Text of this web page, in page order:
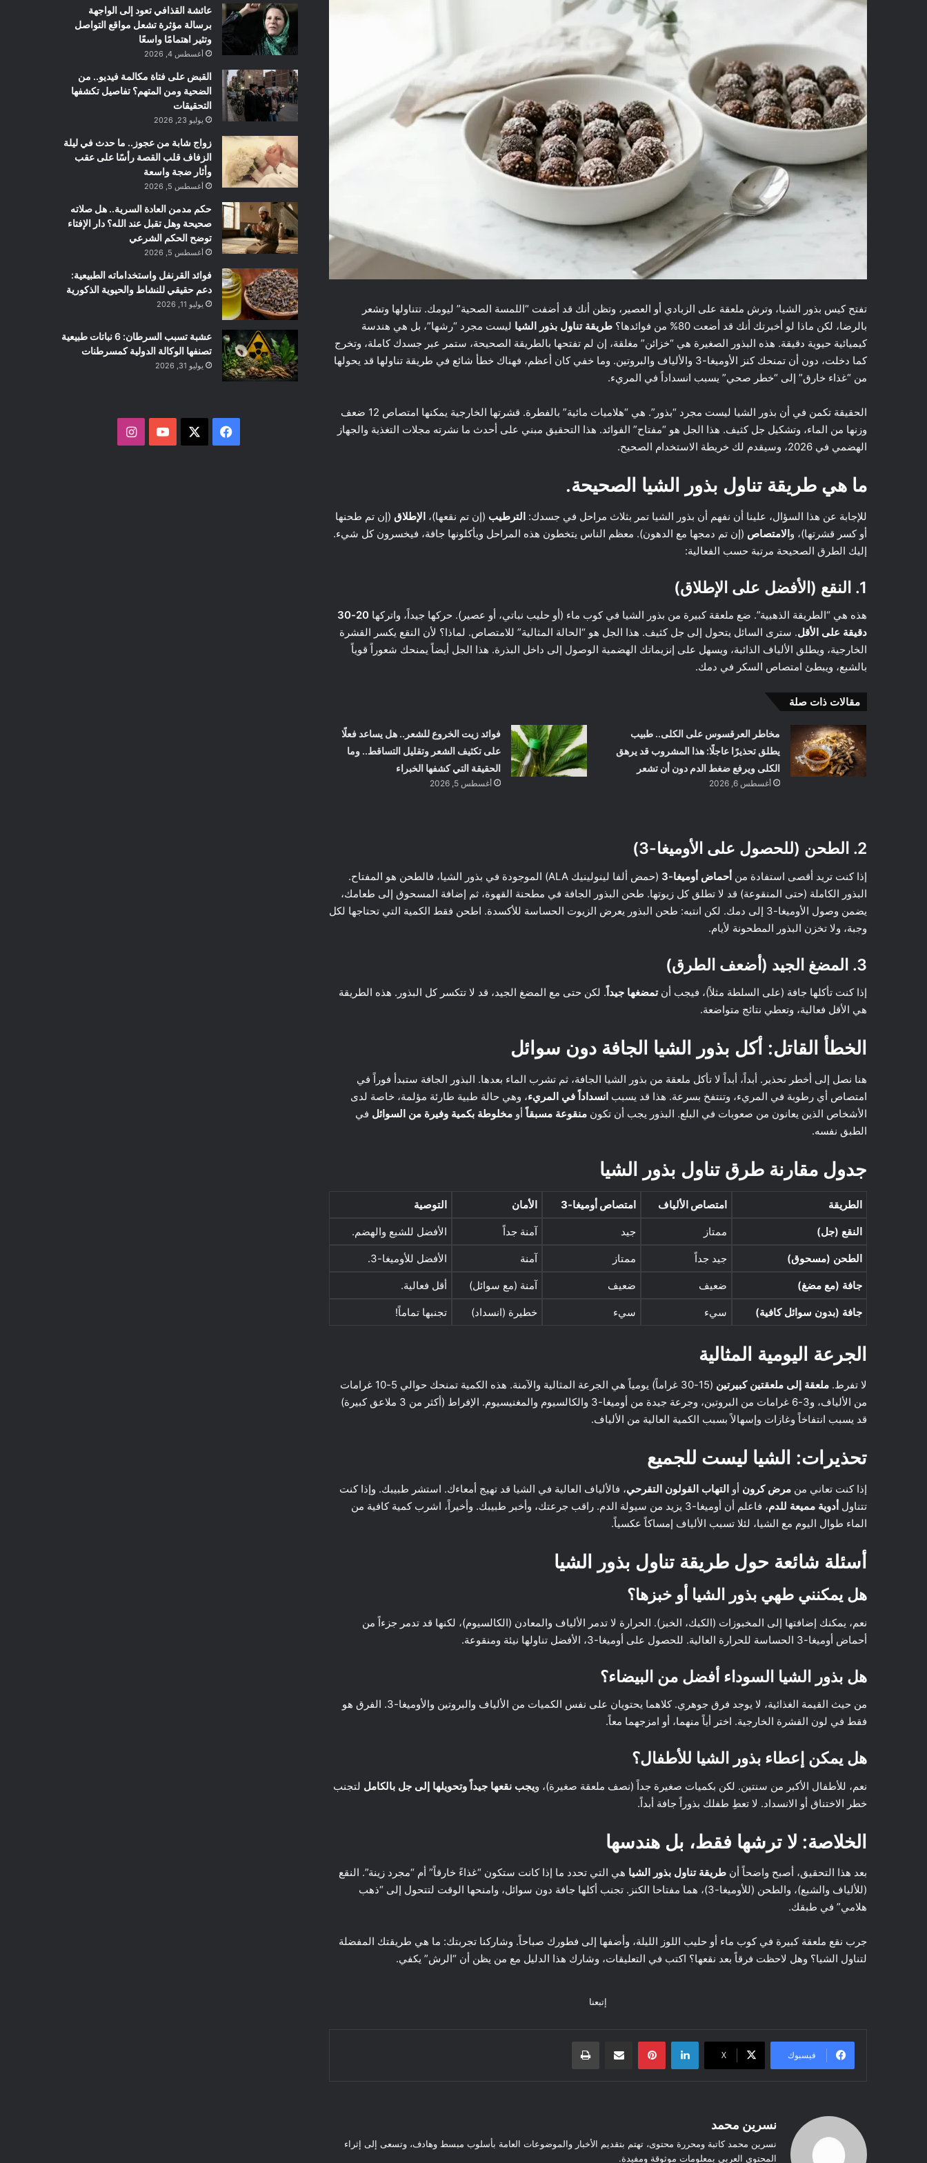
تفتح كيس بذور الشيا، وترش ملعقة على الزبادي أو العصير، وتظن أنك قد أضفت “اللمسة الصحية” ليومك. تتناولها وتشعر
بالرضا، لكن ماذا لو أخبرتك أنك قد أضعت 80% من فوائدها؟
طريقة تناول بذور الشيا ليست مجرد “رشها”، بل هي هندسة
كيميائية حيوية دقيقة. هذه البذور الصغيرة هي “خزائن” مغلقة، إن لم تفتحها بالطريقة الصحيحة، ستمر عبر جسدك كاملة، وتخرج
كما دخلت، دون أن تمنحك كنز الأوميغا-3 والألياف والبروتين. وما خفي كان أعظم، فهناك خطأ شائع في طريقة تناولها قد يحولها
من “غذاء خارق” إلى “خطر صحي” يسبب انسداداً في المريء.
الحقيقة تكمن في أن بذور الشيا ليست مجرد “بذور”. هي “هلاميات مائية” بالفطرة. قشرتها الخارجية يمكنها امتصاص 12 ضعف
وزنها من الماء، وتشكيل جل كثيف. هذا الجل هو “مفتاح” الفوائد. هذا التحقيق مبني على أحدث ما نشرته مجلات التغذية والجهاز
الهضمي في 2026، وسيقدم لك خريطة الاستخدام الصحيح.
ما هي طريقة تناول بذور الشيا الصحيحة.
للإجابة عن هذا السؤال، علينا أن نفهم أن بذور الشيا تمر بثلاث مراحل في جسدك: الترطيب (إن تم نقعها)، الإطلاق (إن تم طحنها
أو كسر قشرتها)، والامتصاص (إن تم دمجها مع الدهون). معظم الناس يتخطون هذه المراحل ويأكلونها جافة، فيخسرون كل شيء.
إليك الطرق الصحيحة مرتبة حسب الفعالية:
1. النقع (الأفضل على الإطلاق)
هذه هي “الطريقة الذهبية”. ضع ملعقة كبيرة من بذور الشيا في كوب ماء (أو حليب نباتي، أو عصير). حركها جيداً، واتركها
20-30
دقيقة على الأقل. سترى السائل يتحول إلى جل كثيف. هذا الجل هو “الحالة المثالية” للامتصاص. لماذا؟ لأن النقع يكسر القشرة
الخارجية، ويطلق الألياف الذائبة، ويسهل على إنزيماتك الهضمية الوصول إلى داخل البذرة. هذا الجل أيضاً يمنحك شعوراً قوياً
بالشبع، ويبطئ امتصاص السكر في دمك.
مقالات ذات صلة
مخاطر العرقسوس على الكلى.. طبيب
يطلق تحذيرًا عاجلًا: هذا المشروب قد يرهق
الكلى ويرفع ضغط الدم دون أن تشعر
أغسطس 6, 2026
فوائد زيت الخروع للشعر.. هل يساعد فعلًا
على تكثيف الشعر وتقليل التساقط.. وما
الحقيقة التي كشفها الخبراء
أغسطس 5, 2026
2. الطحن (للحصول على الأوميغا-3)
إذا كنت تريد أقصى استفادة من أحماض أوميغا-3
(حمض ألفا لينولينيك ALA) الموجودة في بذور الشيا، فالطحن هو المفتاح.
البذور الكاملة (حتى المنقوعة) قد لا تطلق كل زيوتها. طحن البذور الجافة في مطحنة القهوة، ثم إضافة المسحوق إلى طعامك،
يضمن وصول الأوميغا-3 إلى دمك. لكن انتبه: طحن البذور يعرض الزيوت الحساسة للأكسدة. اطحن فقط الكمية التي تحتاجها لكل
وجبة، ولا تخزن البذور المطحونة لأيام.
3. المضغ الجيد (أضعف الطرق)
إذا كنت تأكلها جافة (على السلطة مثلاً)، فيجب أنتمضغها جيداً . لكن حتى مع المضغ الجيد، قد لا تتكسر كل البذور. هذه الطريقة
هي الأقل فعالية، وتعطي نتائج متواضعة.
الخطأ القاتل: أكل بذور الشيا الجافة دون سوائل
هنا نصل إلى أخطر تحذير. أبداً، أبداً لا تأكل ملعقة من بذور الشيا الجافة، ثم تشرب الماء بعدها. البذور الجافة ستبدأ فوراً في
امتصاص أي رطوبة في المريء، وتنتفخ بسرعة. هذا قد يسبب انسداداً في المريء، وهي حالة طبية طارئة مؤلمة، خاصة لدى
الأشخاص الذين يعانون من صعوبات في البلع. البذور يجب أن تكون منقوعة مسبقاًأو مخلوطة بكمية وفيرة من السوائل في
الطبق نفسه.
جدول مقارنة طرق تناول بذور الشيا
الطريقة امتصاص الألياف امتصاص أوميغا-3 الأمان التوصية
النقع (جل) ممتاز جيد آمنة جداً الأفضل للشبع والهضم.
الطحن (مسحوق) جيد جداً ممتاز آمنة الأفضل للأوميغا-3.
جافة (مع مضغ) ضعيف ضعيف آمنة (مع سوائل) أقل فعالية.
جافة (بدون سوائل كافية) سيء سيء خطيرة (انسداد) تجنبها تماماً!
الجرعة اليومية المثالية
لا تفرط. ملعقة إلى ملعقتين كبيرتين
(15-30 غراماً) يومياً هي الجرعة المثالية والآمنة. هذه الكمية تمنحك حوالي 5-10 غرامات
من الألياف، و3-6 غرامات من البروتين، وجرعة جيدة من أوميغا-3 والكالسيوم والمغنيسيوم. الإفراط (أكثر من 3 ملاعق كبيرة)
قد يسبب انتفاخاً وغازات وإسهالاً بسبب الكمية العالية من الألياف.
تحذيرات: الشيا ليست للجميع
إذا كنت تعاني من مرض كرون أو التهاب القولون التقرحي، فالألياف العالية في الشيا قد تهيج أمعاءك. استشر طبيبك. وإذا كنت
تتناول أدوية مميعة للدم
، فاعلم أن أوميغا-3 يزيد من سيولة الدم. راقب جرعتك، وأخبر طبيبك. وأخيراً، اشرب كمية كافية من
الماء طوال اليوم مع الشيا، لئلا تسبب الألياف إمساكاً عكسياً.
أسئلة شائعة حول طريقة تناول بذور الشيا
هل يمكنني طهي بذور الشيا أو خبزها؟
نعم، يمكنك إضافتها إلى المخبوزات (الكيك، الخبز). الحرارة لا تدمر الألياف والمعادن (الكالسيوم)، لكنها قد تدمر جزءاً من
أحماض أوميغا-3 الحساسة للحرارة العالية. للحصول على أوميغا-3، الأفضل تناولها نيئة ومنقوعة.
هل بذور الشيا السوداء أفضل من البيضاء؟
من حيث القيمة الغذائية، لا يوجد فرق جوهري. كلاهما يحتويان على نفس الكميات من الألياف والبروتين والأوميغا-3. الفرق هو
فقط في لون القشرة الخارجية. اختر أياً منهما، أو امزجهما معاً.
هل يمكن إعطاء بذور الشيا للأطفال؟
نعم، للأطفال الأكبر من سنتين. لكن بكميات صغيرة جداً (نصف ملعقة صغيرة)، ويجب نقعها جيداً وتحويلها إلى جل بالكامل لتجنب
خطر الاختناق أو الانسداد. لا تعطِ طفلك بذوراً جافة أبداً.
الخلاصة: لا ترشها فقط، بل هندسها
بعد هذا التحقيق، أصبح واضحاً أن طريقة تناول بذور الشيا هي التي تحدد ما إذا كانت ستكون “غذاءً خارقاً” أم “مجرد زينة”. النقع
(للألياف والشبع)، والطحن (للأوميغا-3)، هما مفتاحا الكنز. تجنب أكلها جافة دون سوائل، وامنحها الوقت لتتحول إلى “ذهب
هلامي” في طبقك.
جرب نقع ملعقة كبيرة في كوب ماء أو حليب اللوز الليلة، وأضفها إلى فطورك صباحاً. وشاركنا تجربتك: ما هي طريقتك المفضلة
لتناول الشيا؟ وهل لاحظت فرقاً بعد نقعها؟ اكتب في التعليقات، وشارك هذا الدليل مع من يظن أن “الرش” يكفي.
إتبعنا
فيسبوك ‫X
لينكدإن
نسرين محمد
نسرين محمد كاتبة ومحررة محتوى، تهتم بتقديم الأخبار والموضوعات العامة بأسلوب مبسط وهادف، وتسعى إلى إثراء
المحتوى العربي بمعلومات موثوقة ومفيدة.
عائشة القذافي تعود إلى الواجهة
برسالة مؤثرة تشعل مواقع التواصل
وتثير اهتمامًا واسعًا
أغسطس 4, 2026
القبض على فتاة مكالمة فيديو.. من
الضحية ومن المتهم؟ تفاصيل تكشفها
التحقيقات
يوليو 23, 2026
زواج شابة من عجوز.. ما حدث في ليلة
الزفاف قلب القصة رأسًا على عقب
وأثار ضجة واسعة
أغسطس 5, 2026
حكم مدمن العادة السرية.. هل صلاته
صحيحة وهل تقبل عند الله؟ دار الإفتاء
توضح الحكم الشرعي
أغسطس 5, 2026
فوائد القرنفل واستخداماته الطبيعية:
دعم حقيقي للنشاط والحيوية الذكورية
يوليو 11, 2026
عشبة تسبب السرطان: 6 نباتات طبيعية
تصنفها الوكالة الدولية كمسرطنات
يوليو 31, 2026
ف